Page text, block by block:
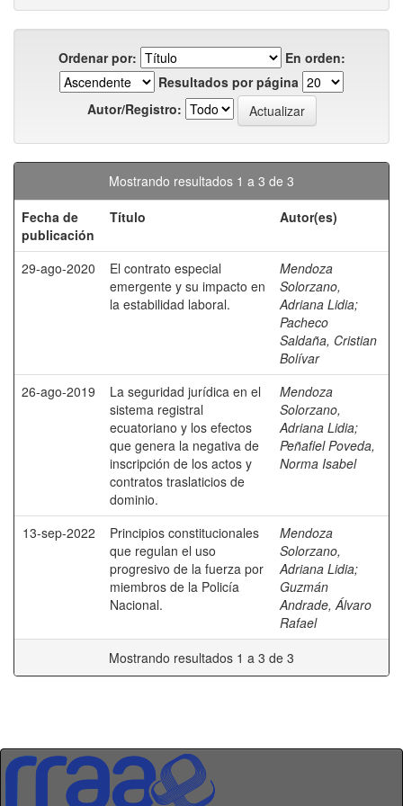
Ordenar por:
En orden:
Resultados por página
Autor/Registro:
Mostrando resultados 1 a 3 de 3
Fecha de
publicación
Título Autor(es)
29-ago-2020
El contrato especial
emergente y su impacto en
la estabilidad laboral.
Mendoza
Solorzano,
Adriana Lidia;
Pacheco
Saldaña, Cristian
Bolívar
26-ago-2019
La seguridad jurídica en el
sistema registral
ecuatoriano y los efectos
que genera la negativa de
inscripción de los actos y
contratos traslaticios de
dominio.
Mendoza
Solorzano,
Adriana Lidia;
Peñafiel Poveda,
Norma Isabel
13-sep-2022
Principios constitucionales
que regulan el uso
progresivo de la fuerza por
miembros de la Policía
Nacional.
Mendoza
Solorzano,
Adriana Lidia;
Guzmán
Andrade, Álvaro
Rafael
Mostrando resultados 1 a 3 de 3